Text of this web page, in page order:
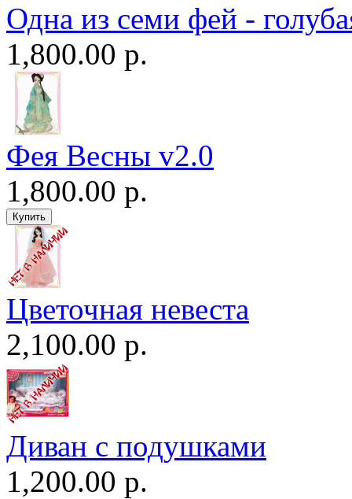
Одна из семи фей -
1,800.00 р.
Фея Весны v2.0
1,800.00 р.
Цветочная невеста
2,100.00 р.
Диван c подушками
1,200.00 р.